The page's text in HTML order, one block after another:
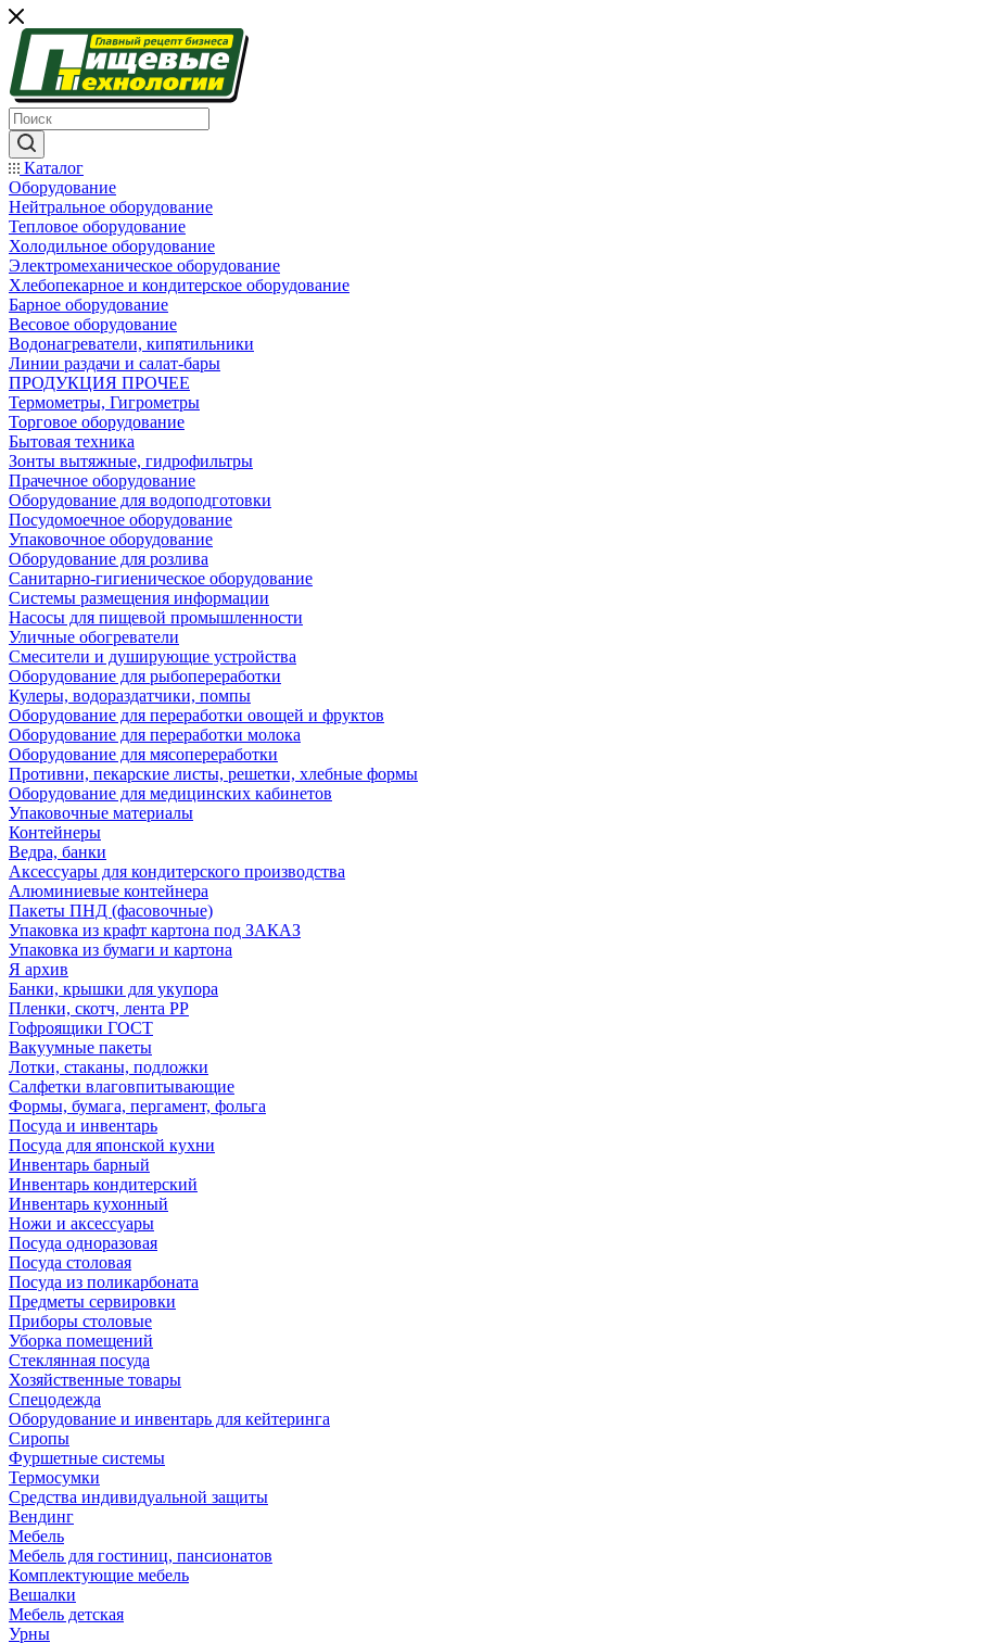
Каталог
Оборудование
Нейтральное оборудование
Тепловое оборудование
Холодильное оборудование
Электромеханическое оборудование
Хлебопекарное и кондитерское оборудование
Барное оборудование
Весовое оборудование
Водонагреватели, кипятильники
Линии раздачи и салат-бары
ПРОДУКЦИЯ ПРОЧЕЕ
Термометры, Гигрометры
Торговое оборудование
Бытовая техника
Зонты вытяжные, гидрофильтры
Прачечное оборудование
Оборудование для водоподготовки
Посудомоечное оборудование
Упаковочное оборудование
Оборудование для розлива
Санитарно-гигиеническое оборудование
Системы размещения информации
Насосы для пищевой промышленности
Уличные обогреватели
Смесители и душирующие устройства
Оборудование для рыбопереработки
Кулеры, водораздатчики, помпы
Оборудование для переработки овощей и фруктов
Оборудование для переработки молока
Оборудование для мясопереработки
Противни, пекарские листы, решетки, хлебные формы
Оборудование для медицинских кабинетов
Упаковочные материалы
Контейнеры
Ведра, банки
Аксессуары для кондитерского производства
Алюминиевые контейнера
Пакеты ПНД (фасовочные)
Упаковка из крафт картона под ЗАКАЗ
Упаковка из бумаги и картона
Я архив
Банки, крышки для укупора
Пленки, скотч, лента РР
Гофроящики ГОСТ
Вакуумные пакеты
Лотки, стаканы, подложки
Салфетки влаговпитывающие
Формы, бумага, пергамент, фольга
Посуда и инвентарь
Посуда для японской кухни
Инвентарь барный
Инвентарь кондитерский
Инвентарь кухонный
Ножи и аксессуары
Посуда одноразовая
Посуда столовая
Посуда из поликарбоната
Предметы сервировки
Приборы столовые
Уборка помещений
Стеклянная посуда
Хозяйственные товары
Спецодежда
Оборудование и инвентарь для кейтеринга
Сиропы
Фуршетные системы
Термосумки
Средства индивидуальной защиты
Вендинг
Мебель
Мебель для гостиниц, пансионатов
Комплектующие мебель
Вешалки
Мебель детская
Урны